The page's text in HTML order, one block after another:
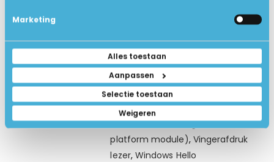
Marketing
Alles toestaan
Aanpassen
Selectie toestaan
Weigeren
TOUCHSCREEN
1.4 kg
Zilver
EXTRA SOFTWARE Geen extra software
BEVEILIGING Windows Beveiliging (antivirus)
EXTRA BEVEILIGING Gezichtsherkenning,TPM (Trusted
platform module), Vingerafdruk
lezer, Windows Hello